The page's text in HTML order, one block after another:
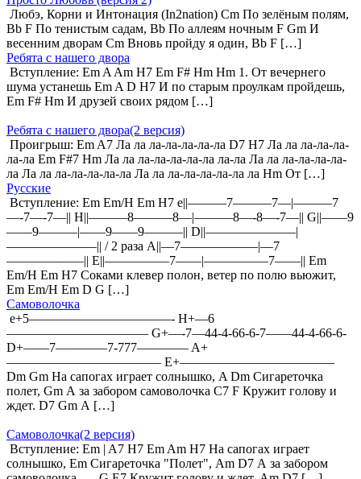
Любэ, Корни и Интонация (In2nation) Cm По зелёным полям,
Bb F По тенистым садам, Bb По аллеям ночным F Gm И
весенним дворам Cm Вновь пройду я один, Bb F […]
Ребята с нашего двора
Вступление: Em A Am H7 Em F# Hm Hm 1. От вечернего
шума устанешь Em A D H7 И по старым проулкам пройдешь,
Em F# Hm И друзей своих рядом […]
Ребята с нашего двора(2 версия)
Проигрыш: Em A7 Ла ла ла-ла-ла-ла-ла D7 H7 Ла ла ла-ла-ла-
ла-ла Em F#7 Hm Ла ла ла-ла-ла-ла-ла ла-ла Ла ла ла-ла-ла-ла-
ла Ла ла ла-ла-ла-ла-ла Ла ла ла-ла-ла-ла-ла ла Hm От […]
Русские
Вступление: Em Em/H Em H7 e||———7———7—|———7
—-7—-7—|| H||———8———8—|———8—-8—-7—|| G||——9
——9———|——9——9———|| D||———————|
———————|| / 2 раза A||—7——————|—7
——————|| E||—————7——|—————7——|| Em
Em/H Em H7 Соками клевер полон, ветер по полю вьюжит,
Em Em/H Em D G […]
Самоволочка
e+5———————————- H+—6
——————————— G+—-7—44-4-66-6-7——44-4-66-6-
D+——7————7-777———— A+
———————————— E+————————————
Dm Gm На сапогах играет солнышко, A Dm Сигареточка
полет, Gm А за забором самоволочка C7 F Кружит голову и
ждет. D7 Gm А […]
Самоволочка(2 версия)
Вступление: Em | A7 H7 Em Am H7 На сапогах играет
солнышко, Em Сигареточка "Полет", Am D7 А за забором